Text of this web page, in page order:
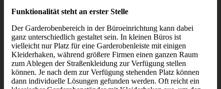
Funktionalität steht an erster Stelle
Der Garderobenbereich in der Büroeinrichtung kann dabei
ganz unterschiedlich gestaltet sein. In kleinen Büros ist
vielleicht nur Platz für eine Garderobenleiste mit einigen
Kleiderhaken, während größere Firmen einen ganzen Raum
zum Ablegen der Straßenkleidung zur Verfügung stellen
können. Je nach dem zur Verfügung stehenden Platz können
dann individuelle Lösungen gefunden werden. Oft reicht ein